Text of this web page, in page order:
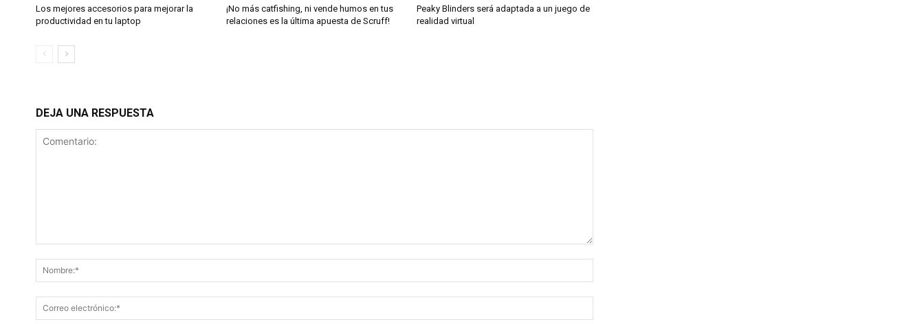
Los mejores accesorios para mejorar la
productividad en tu laptop
¡No más catfishing, ni vende humos en tus
relaciones es la última apuesta de Scruff!
Peaky Blinders será adaptada a un juego de
realidad virtual
DEJA UNA RESPUESTA
electrónico:*